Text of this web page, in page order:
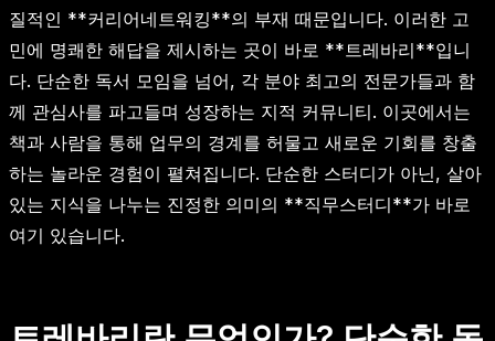
질적인 **커리어네트워킹**의 부재 때문입니다. 이러한 고
민에 명쾌한 해답을 제시하는 곳이 바로 **트레바리**입니
다. 단순한 독서 모임을 넘어, 각 분야 최고의 전문가들과 함
께 관심사를 파고들며 성장하는 지적 커뮤니티. 이곳에서는
책과 사람을 통해 업무의 경계를 허물고 새로운 기회를 창출
하는 놀라운 경험이 펼쳐집니다. 단순한 스터디가 아닌, 살아
있는 지식을 나누는 진정한 의미의 **직무스터디**가 바로
여기 있습니다.